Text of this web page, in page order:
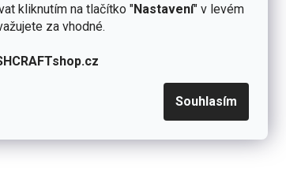
kliknutím na tlačítko "Nastavení" v levém
za vhodné.
Souhlasím